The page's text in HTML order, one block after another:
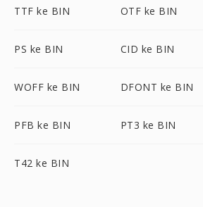
TTF ke BIN OTF ke BIN
PS ke BIN CID ke BIN
WOFF ke BIN DFONT ke BIN
PFB ke BIN PT3 ke BIN
T42 ke BIN